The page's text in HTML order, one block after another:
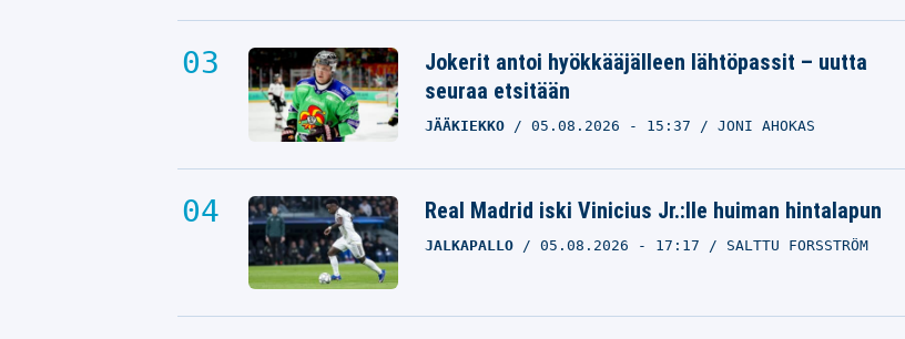
Jokerit antoi hyökkääjälleen lähtöpassit – uutta
seuraa etsitään
JÄÄKIEKKO 05.08.2026 - 15:37 JONI AHOKAS
Real Madrid iski Vinicius Jr.:lle huiman hintalapun
JALKAPALLO 05.08.2026 - 17:17 SALTTU FORSSTRÖM